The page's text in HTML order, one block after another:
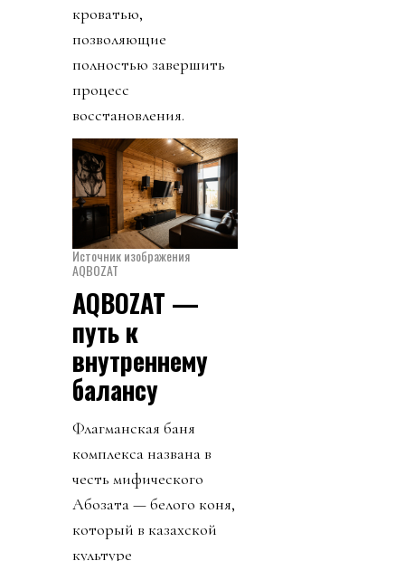
кроватью,
позволяющие
полностью завершить
процесс
восстановления.
Источник изображения
AQBOZAT
AQBOZAT —
путь к
внутреннему
балансу
Флагманская баня
комплекса названа в
честь мифического
Ақбозата — белого коня,
который в казахской
культуре